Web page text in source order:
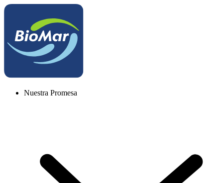
Nuestra Promesa